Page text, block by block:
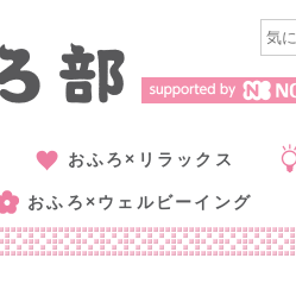
おふろ×リラックス
おふろ×ウェルビーイング